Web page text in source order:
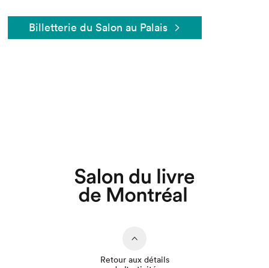
Billetterie du Salon au Palais
Retour aux détails